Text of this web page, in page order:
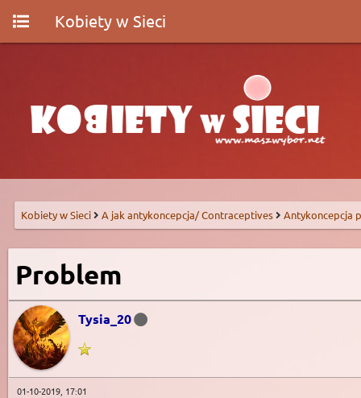
Kobiety w Sieci
Kobiety w Sieci A jak antykoncepcja/ Contraceptives Antykoncepcja
Problem
Tysia_20
01-10-2019, 17:01